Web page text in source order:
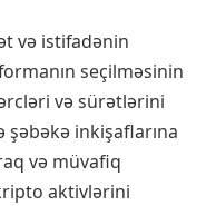
və istifadənin
seçilməsinin
və sürətlərini
inkişaflarına
və müvafiq
aktivlərini